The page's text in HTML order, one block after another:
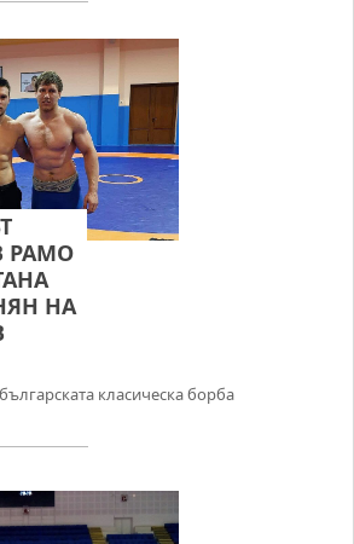
РАМО
НА
класическа борба